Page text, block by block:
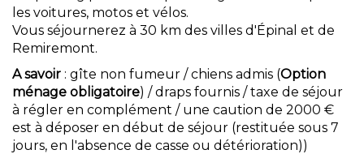
les voitures, motos et vélos.
Vous séjournerez à 30 km des villes d'Épinal et de
Remiremont.
A savoir : gîte non fumeur / chiens admis (Option
ménage obligatoire) / draps fournis / taxe de séjour
à régler en complément / une caution de 2000 €
est à déposer en début de séjour (restituée sous 7
jours, en l'absence de casse ou détérioration))